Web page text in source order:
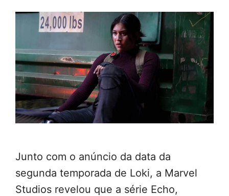
Junto com o anúncio da data da
segunda temporada de Loki, a Marvel
Studios revelou que a série Echo,